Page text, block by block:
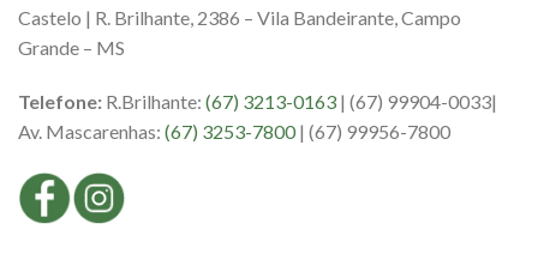
Castelo | R. Brilhante, 2386 – Vila Bandeirante, Campo
Grande – MS
Telefone: R.Brilhante: (67) 3213-0163 | (67) 99904-0033|
Av. Mascarenhas: (67) 3253-7800 | (67) 99956-7800